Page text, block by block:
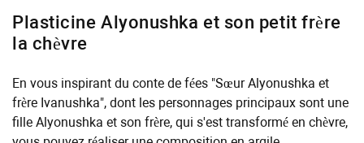
Plasticine Alyonushka et son petit frère
la chèvre
En vous inspirant du conte de fées "Sœur Alyonushka et
frère Ivanushka", dont les personnages principaux sont une
fille Alyonushka et son frère, qui s'est transformé en chèvre,